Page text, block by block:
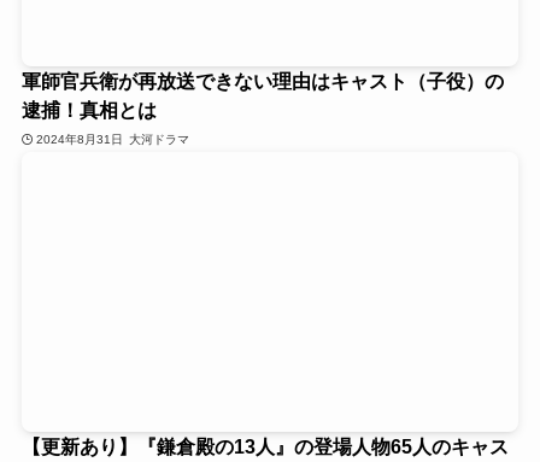
軍師官兵衛が再放送できない理由はキャスト（子役）の
逮捕！真相とは
2024年8月31日 大河ドラマ
【更新あり】『鎌倉殿の13人』の登場人物65人のキャス